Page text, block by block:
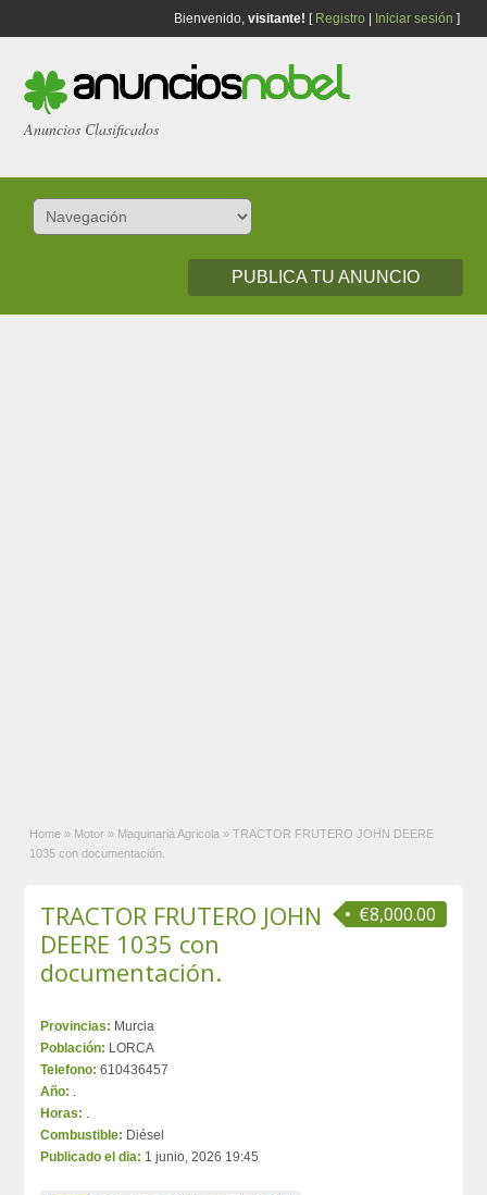
Bienvenido, visitante! [ Registro Iniciar sesión ]
Anuncios Clasificados
PUBLICA TU ANUNCIO
Home » Motor » Maquinaria Agricola » TRACTOR FRUTERO JOHN DEERE
1035 con documentación.
€8,000.00
TRACTOR FRUTERO JOHN
DEERE 1035 con
documentación.
Provincias: Murcia
Población: LORCA
Telefono: 610436457
Año: .
Horas: .
Combustible: Diésel
Publicado el dia: 1 junio, 2026 19:45